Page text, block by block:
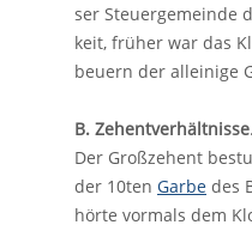
ser Steuergemeinde
keit, früher war das
beuern der alleinige
B. Zehentverhältnisse.
Der Großzehent
der 10ten Garbe des
hörte vormals dem